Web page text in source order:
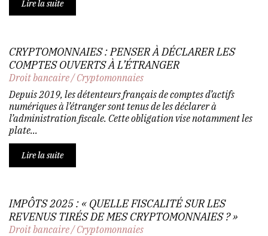
Lire la suite
CRYPTOMONNAIES : PENSER À DÉCLARER LES
COMPTES OUVERTS À L’ÉTRANGER
Droit bancaire/Cryptomonnaies
Depuis 2019, les détenteurs français de comptes d’actifs
numériques à l’étranger sont tenus de les déclarer à
l’administration fiscale. Cette obligation vise notamment les
plate...
Lire la suite
IMPÔTS 2025 : « QUELLE FISCALITÉ SUR LES
REVENUS TIRÉS DE MES CRYPTOMONNAIES ? »
Droit bancaire/Cryptomonnaies